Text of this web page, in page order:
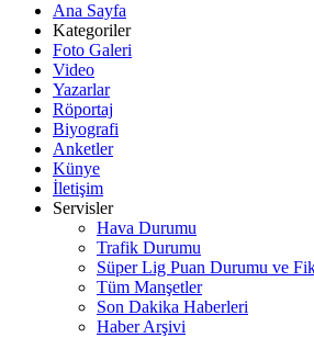
Ana Sayfa
Kategoriler
Foto Galeri
Video
Yazarlar
Röportaj
Biyografi
Anketler
Künye
İletişim
Servisler
Hava Durumu
Trafik Durumu
Süper Lig Puan Durumu ve
Tüm Manşetler
Son Dakika Haberleri
Haber Arşivi